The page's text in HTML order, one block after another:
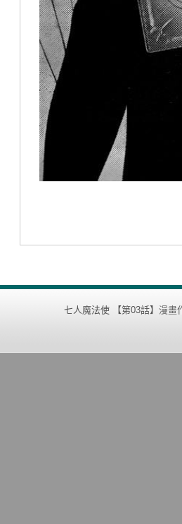
七人魔法使 【第03話】 漫畫